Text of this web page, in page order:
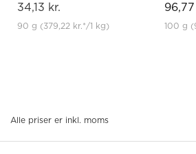
34,13 kr.
90 g (379,22 kr.*/1 kg) 100 g
Alle priser er inkl. moms